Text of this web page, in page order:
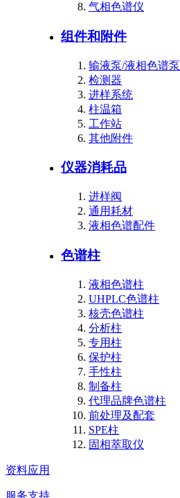
气相色谱仪
组件和附件
输液泵/液相色谱泵
检测器
进样系统
柱温箱
工作站
其他附件
仪器消耗品
进样阀
通用耗材
液相色谱配件
色谱柱
液相色谱柱
UHPLC色谱柱
核壳色谱柱
分析柱
专用柱
保护柱
手性柱
制备柱
代理品牌色谱柱
前处理及配套
SPE柱
固相萃取仪
资料应用
服务支持